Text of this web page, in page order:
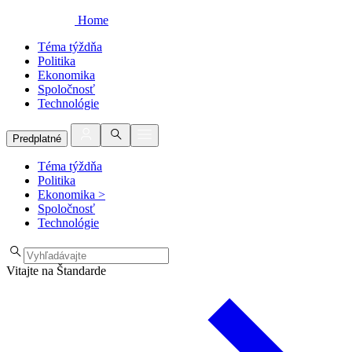
Home
Téma týždňa
Politika
Ekonomika
Spoločnosť
Technológie
Predplatné
Téma týždňa
Politika
Ekonomika >
Spoločnosť
Technológie
Vitajte na Štandarde